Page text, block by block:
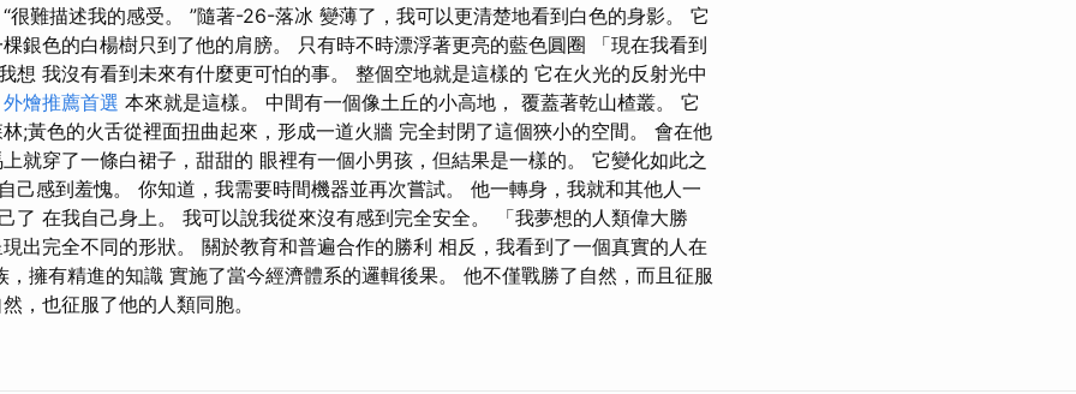
很難描述我的感受。 ”隨著-26-落冰 變薄了，我可以更清楚地看到白色的身影。 它
銀色的白楊樹只到了他的肩膀。 只有時不時漂浮著更亮的藍色圓圈 「現在我看到
想 我沒有看到未來有什麼更可怕的事。 整個空地就是這樣的 它在火光的反射光中
外燴推薦首選 本來就是這樣。 中間有一個像土丘的小高地， 覆蓋著乾山楂叢。 它
;黃色的火舌從裡面扭曲起來，形成一道火牆 完全封閉了這個狹小的空間。 會在他
就穿了一條白裙子，甜甜的 眼裡有一個小男孩，但結果是一樣的。 它變化如此之
己感到羞愧。 你知道，我需要時間機器並再次嘗試。 他一轉身，我就和其他人一
了 在我自己身上。 我可以說我從來沒有感到完全安全。 「我夢想的人類偉大勝
出完全不同的形狀。 關於教育和普遍合作的勝利 相反，我看到了一個真實的人在
，擁有精進的知識 實施了當今經濟體系的邏輯後果。 他不僅戰勝了自然，而且征服
，也征服了他的人類同胞。